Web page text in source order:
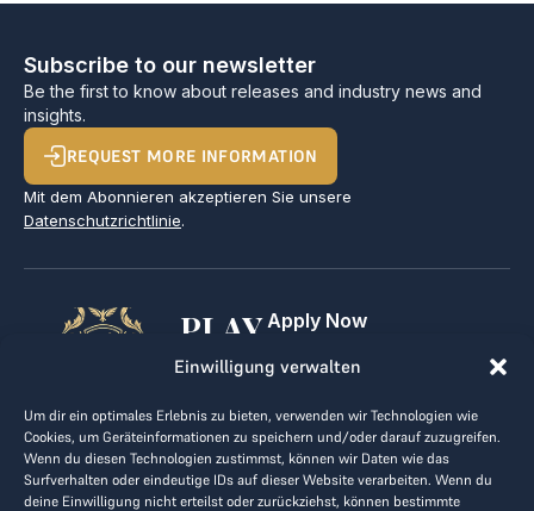
Einwilligung verwalten
Um dir ein optimales Erlebnis zu bieten, verwenden wir Technologien wie
Cookies, um Geräteinformationen zu speichern und/oder darauf zuzugreifen.
Wenn du diesen Technologien zustimmst, können wir Daten wie das
Surfverhalten oder eindeutige IDs auf dieser Website verarbeiten. Wenn du
deine Einwilligung nicht erteilst oder zurückziehst, können bestimmte
Subscribe to our newsletter
Be the first to know about releases and industry news and
insights.
REQUEST MORE INFORMATION
Mit dem Abonnieren akzeptieren Sie unsere
Datenschutzrichtlinie.
PLAY
GOLF,
MAKE
BUSINESS
Apply Now
Contact
Terms & Conditions
Data Privacy
kontakt@the-loge.com